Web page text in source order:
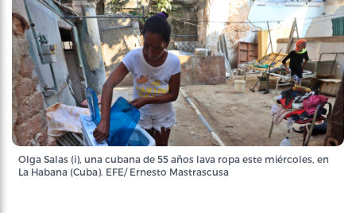
Olga Salas (i), una cubana de 55 años lava ropa este miércoles, en
La Habana (Cuba). EFE/ Ernesto Mastrascusa